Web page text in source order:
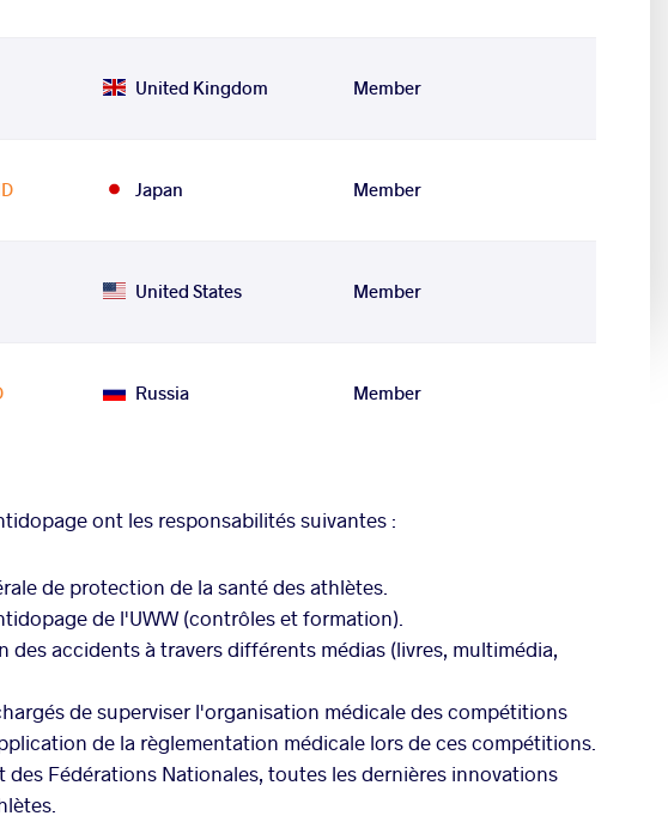
United Kingdom Member
Japan Member
United States Member
Russia Member
ont les responsabilités suivantes :
de protection de la santé des athlètes.
de l'UWW (contrôles et formation).
accidents à travers différents médias (livres, multimédia,
de superviser l'organisation médicale des compétitions
de la règlementation médicale lors de ces compétitions.
des Fédérations Nationales, toutes les dernières innovations